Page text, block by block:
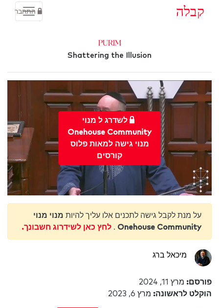
קבלה התחבר
Purim
Shattering the Illusion
לשדרג ל מנוי
Onehouse Community
מנוי גישה למאות פלוס
קורסים
על מנת לקבל גישה לתכנים אלו עליך להיות מנוי מנוי
Onehouse Community
. לחץ כאן לשידרוג חשבונך.
מיכאל ברג
פורסם: מרץ 11, 2024
הוקלט לראשונה: מרץ 6, 2023